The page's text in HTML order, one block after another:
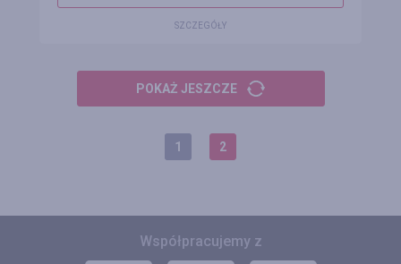
SZCZEGÓŁY
POKAŻ JESZCZE
1 2
Współpracujemy z